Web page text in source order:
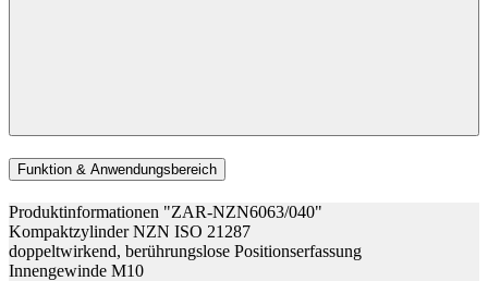
Funktion & Anwendungsbereich
Produktinformationen "ZAR-NZN6063/040"
Kompaktzylinder NZN ISO 21287
doppeltwirkend, berührungslose Positionserfassung
Innengewinde M10